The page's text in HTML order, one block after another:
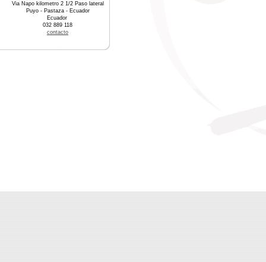
Via Napo kilometro 2 1/2 Paso lateral
Puyo - Pastaza - Ecuador
Ecuador
032 889 118
contacto